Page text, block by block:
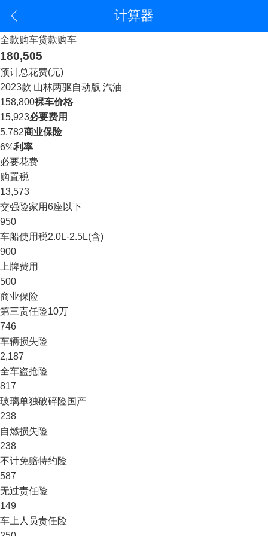
计算器
全款购车贷款购车
180,505
预计总花费(元)
2023款 山林两驱自动版 汽油
158,800裸车价格
15,923必要费用
5,782商业保险
6%利率
必要花费
购置税
13,573
交强险家用6座以下
950
车船使用税2.0L-2.5L(含)
900
上牌费用
500
商业保险
第三责任险10万
746
车辆损失险
2,187
全车盗抢险
817
玻璃单独破碎险国产
238
自燃损失险
238
不计免赔特约险
587
无过责任险
149
车上人员责任险